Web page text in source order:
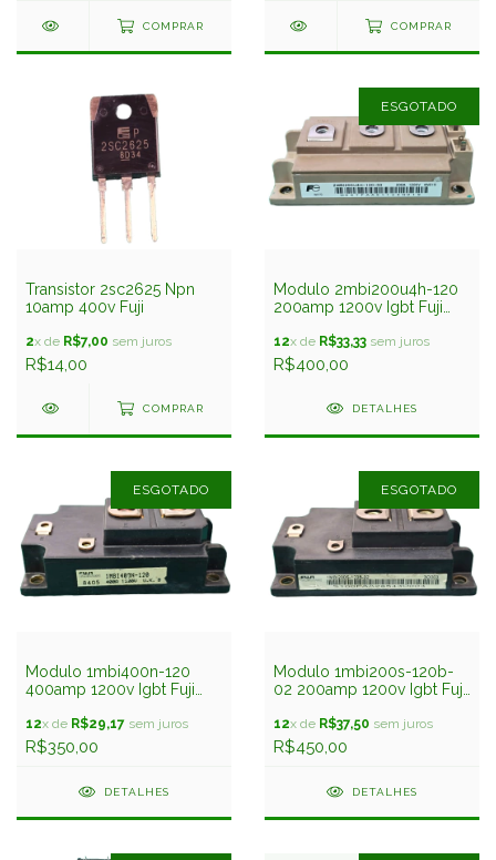
COMPRAR COMPRAR
Transistor 2sc2625 Npn
10amp 400v Fuji
2x de R$7,00 sem juros
R$14,00
COMPRAR
ESGOTADO
Modulo 2mbi200u4h-120
200amp 1200v Igbt Fuji
12x de R$33,33 sem juros
R$400,00
DETALHES
ESGOTADO
Modulo 1mbi400n-120
400amp 1200v Igbt Fuji
12x de R$29,17 sem juros
R$350,00
DETALHES
ESGOTADO
Modulo 1mbi200s-120b-
02 200amp 1200v Igbt Fuji
12x de R$37,50 sem juros
R$450,00
DETALHES